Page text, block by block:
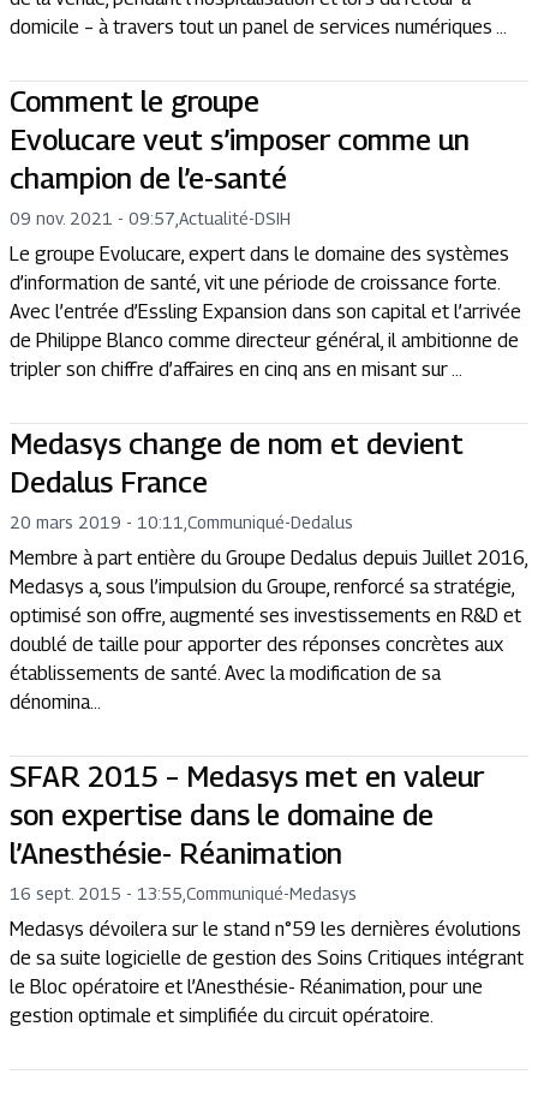
domicile – à travers tout un panel de services numériques ...
Comment le groupe
Evolucare veut s’imposer comme un
champion de l’e-santé
09 nov. 2021 - 09:57 Actualité-DSIH
Le groupe Evolucare, expert dans le domaine des systèmes
d’information de santé, vit une période de croissance forte.
Avec l’entrée d’Essling Expansion dans son capital et l’arrivée
de Philippe Blanco comme directeur général, il ambitionne de
tripler son chiffre d’affaires en cinq ans en misant sur ...
Medasys change de nom et devient
Dedalus France
20 mars 2019 - 10:11 Communiqué-Dedalus
Membre à part entière du Groupe Dedalus depuis Juillet 2016,
Medasys a, sous l’impulsion du Groupe, renforcé sa stratégie,
optimisé son offre, augmenté ses investissements en R&D et
doublé de taille pour apporter des réponses concrètes aux
établissements de santé. Avec la modification de sa
dénomina...
SFAR 2015 – Medasys met en valeur
son expertise dans le domaine de
l’Anesthésie- Réanimation
16 sept. 2015 - 13:55 Communiqué-Medasys
Medasys dévoilera sur le stand n°59 les dernières évolutions
de sa suite logicielle de gestion des Soins Critiques intégrant
le Bloc opératoire et l’Anesthésie- Réanimation, pour une
gestion optimale et simplifiée du circuit opératoire.